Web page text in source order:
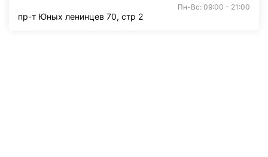
Пн-Вс: 09:00 - 21:00
пр-т Юных ленинцев 70, стр 2